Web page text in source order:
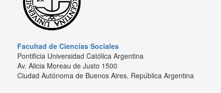
Facultad de Ciencias Sociales
Pontificia Universidad Católica Argentina
Av. Alicia Moreau de Justo 1500
Ciudad Autónoma de Buenos Aires, República Argentina